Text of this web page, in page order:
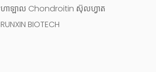
ហាឡាល Chondroitin ស៊ុលហ្វាត
RUNXIN BIOTECH